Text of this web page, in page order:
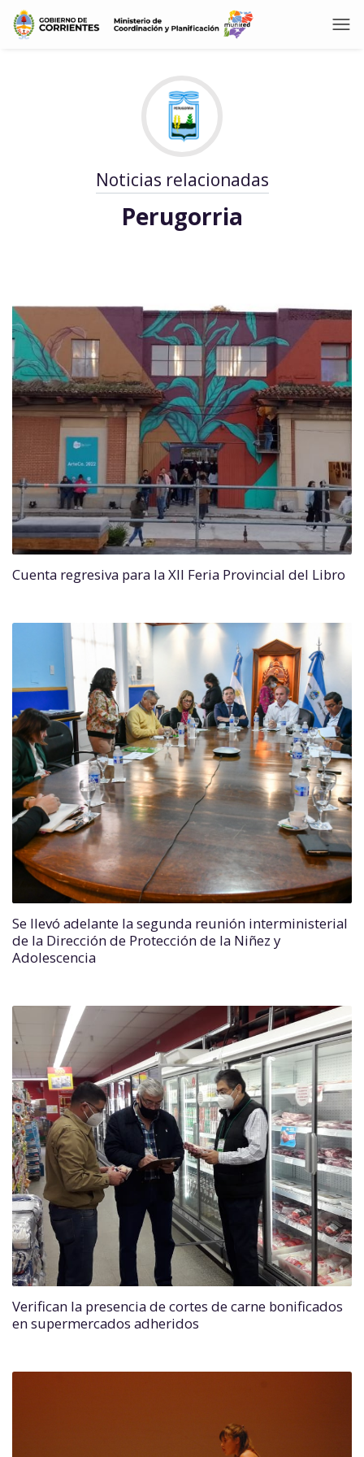
Noticias relacionadas
Perugorria
Cuenta regresiva para la XII Feria Provincial del Libro
Se llevó adelante la segunda reunión interministerial
de la Dirección de Protección de la Niñez y
Adolescencia
Verifican la presencia de cortes de carne bonificados
en supermercados adheridos